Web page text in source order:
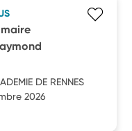
DE RENNES
2026